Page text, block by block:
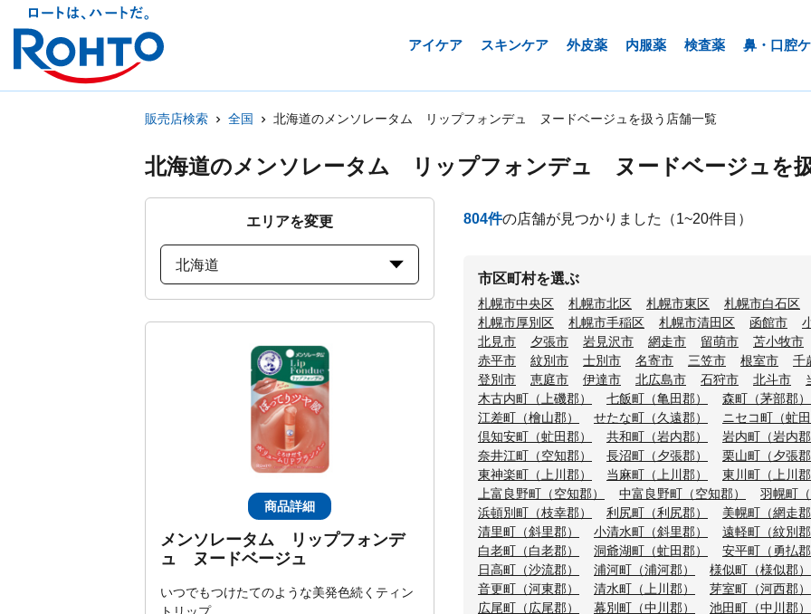
アイケア スキンケア 外皮薬 内服薬 検査薬 鼻・口腔
販売店検索 全国 北海道のメンソレータム リップフォンデュ ヌードベージュを扱う店舗一覧
北海道のメンソレータム リップフォンデュ ヌードベージュを
エリアを変更
北海道
商品詳細
メンソレータム リップフォンデ
ュ ヌードベージュ
いつでもつけたてのような美発色続くティン
804件の店舗が見つかりました （1~20件目）
市区町村を選ぶ
札幌市中央区 札幌市北区 札幌市東区 札幌市白石区
札幌市厚別区
札幌市手稲区 札幌市清田区 函館市
北見市
夕張市 岩見沢市 網走市 留萌市 苫小牧市
赤平市
紋別市 士別市 名寄市 三笠市 根室市 千
登別市
恵庭市 伊達市 北広島市 石狩市 北斗市
木古内町（上磯郡）
七飯町（亀田郡） 森町（茅部郡）
江差町（檜山郡）
せたな町（久遠郡） ニセコ町（虻田
倶知安町（虻田郡）
共和町（岩内郡） 岩内町（岩内郡
奈井江町（空知郡）
長沼町（夕張郡） 栗山町（夕張郡
東神楽町（上川郡）
当麻町（上川郡） 東川町（上川郡
上富良野町（空知郡）
中富良野町（空知郡） 羽幌町（
浜頓別町（枝幸郡）
利尻町（利尻郡） 美幌町（網走郡
清里町（斜里郡）
小清水町（斜里郡） 遠軽町（紋別郡
白老町（白老郡）
洞爺湖町（虻田郡） 安平町（勇払郡
日高町（沙流郡）
浦河町（浦河郡） 様似町（様似郡）
音更町（河東郡）
清水町（上川郡） 芽室町（河西郡）
広尾町（広尾郡）
幕別町（中川郡） 池田町（中川郡）